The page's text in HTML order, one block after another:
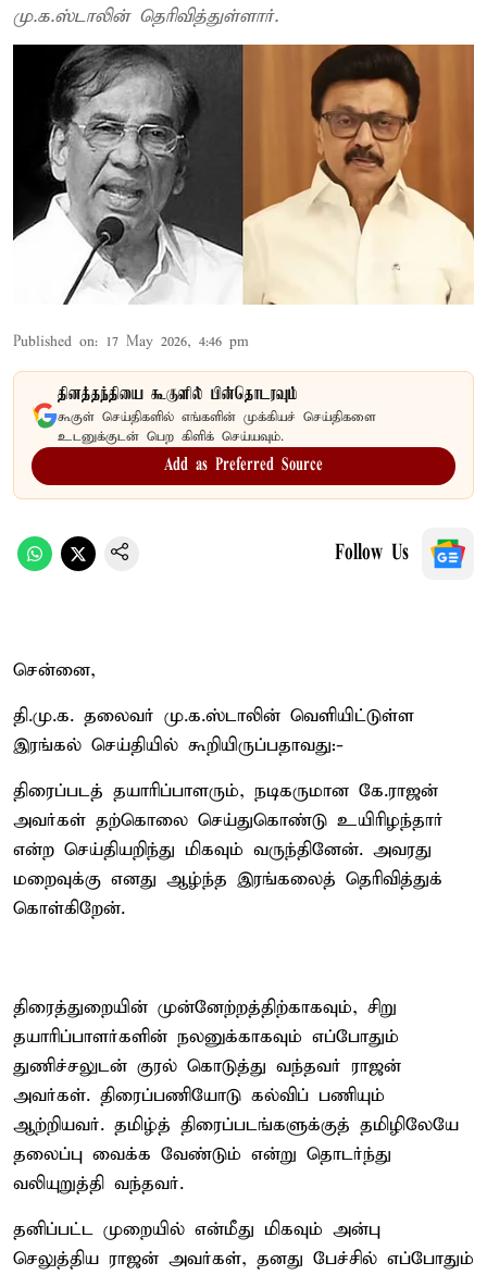
மு.க.ஸ்டாலின் தெரிவித்துள்ளார்.
Published on: 17 May 2026, 4:46 pm
தினத்தந்தியை கூகுளில் பின்தொடரவும்
கூகுள் செய்திகளில் எங்களின் முக்கியச் செய்திகளை
உடனுக்குடன் பெற கிளிக் செய்யவும்.
Add as Preferred Source
Follow Us
சென்னை,
தி.மு.க. தலைவர் மு.க.ஸ்டாலின் வெளியிட்டுள்ள
இரங்கல் செய்தியில் கூறியிருப்பதாவது:-
திரைப்படத் தயாரிப்பாளரும், நடிகருமான கே.ராஜன்
அவர்கள் தற்கொலை செய்துகொண்டு உயிரிழந்தார்
என்ற செய்தியறிந்து மிகவும் வருந்தினேன். அவரது
மறைவுக்கு எனது ஆழ்ந்த இரங்கலைத் தெரிவித்துக்
கொள்கிறேன்.
திரைத்துறையின் முன்னேற்றத்திற்காகவும், சிறு
தயாரிப்பாளர்களின் நலனுக்காகவும் எப்போதும்
துணிச்சலுடன் குரல் கொடுத்து வந்தவர் ராஜன்
அவர்கள். திரைப்பணியோடு கல்விப் பணியும்
ஆற்றியவர். தமிழ்த் திரைப்படங்களுக்குத் தமிழிலேயே
தலைப்பு வைக்க வேண்டும் என்று தொடர்ந்து
வலியுறுத்தி வந்தவர்.
தனிப்பட்ட முறையில் என்மீது மிகவும் அன்பு
செலுத்திய ராஜன் அவர்கள், தனது பேச்சில் எப்போதும்